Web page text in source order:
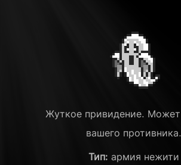
Жуткое привидение. Может
вашего противника.
Тип: армия нежити